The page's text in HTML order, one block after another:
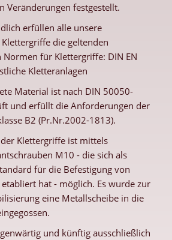
Veränderungen festgestellt.
erfüllen alle unsere
die geltenden
Normen für Klettergriffe: DIN EN
Kletteranlagen
Material ist nach DIN 50050-
und erfüllt die Anforderungen der
B2 (Pr.Nr.2002-1813).
Klettergriffe ist mittels
M10 - die sich als
für die Befestigung von
hat - möglich. Es wurde zur
eine Metallscheibe in die
und künftig ausschließlich